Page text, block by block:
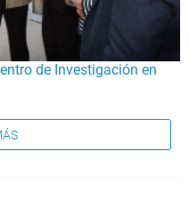
de Investigación en